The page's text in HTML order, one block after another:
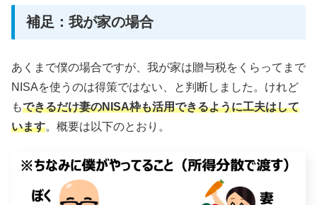
補足：我が家の場合
あくまで僕の場合ですが、我が家は贈与税をくらってまで
NISAを使うのは得策ではない、と判断しました。けれど
もできるだけ妻のNISA枠も活用できるように工夫はして
います。概要は以下のとおり。